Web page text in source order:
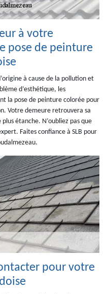
à votre
pose de peinture
à cause de la pollution et
d’esthétique, les
la pose de peinture colorée pour
Votre demeure retrouvera sa
étanche. N’oubliez pas que
Faites confiance à SLB pour
pour votre